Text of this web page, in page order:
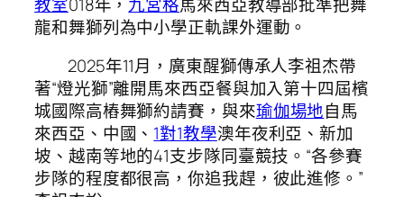
龍和舞獅列為中小學正軌課外運動。
2025年11月，廣東醒獅傳承人李祖杰帶
著“燈光獅”離開馬來西亞餐與加入第十四屆檳
城國際高樁舞獅約請賽，與來瑜伽場地自馬
來西亞、中國、 1對1教學澳年夜利亞、新加
坡、越南等地的41支步隊同臺競技。“各參賽
步隊的程度都很高，你追我趕，彼此進修。”